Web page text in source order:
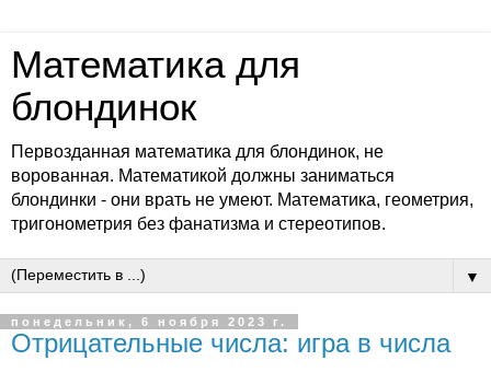
Математика для
блондинок
Первозданная математика для блондинок, не
ворованная. Математикой должны заниматься
блондинки - они врать не умеют. Математика, геометрия,
тригонометрия без фанатизма и стереотипов.
▼
понедельник, 6 ноября 2023 г.
Отрицательные числа: игра в числа